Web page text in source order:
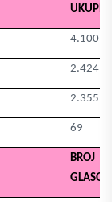
4.100
2.424
2.355
69
BROJ